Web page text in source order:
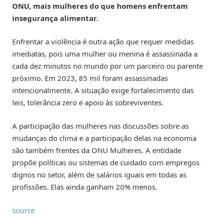
ONU, mais mulheres do que homens enfrentam
insegurança alimentar.
Enfrentar a violência é outra ação que requer medidas
imediatas, pois uma mulher ou menina é assassinada a
cada dez minutos no mundo por um parceiro ou parente
próximo. Em 2023, 85 mil foram assassinadas
intencionalmente. A situação exige fortalecimento das
leis, tolerância zero e apoio às sobreviventes.
A participação das mulheres nas discussões sobre as
mudanças do clima e a participação delas na economia
são também frentes da ONU Mulheres. A entidade
propõe políticas ou sistemas de cuidado com empregos
dignos no setor, além de salários iguais em todas as
profissões. Elas ainda ganham 20% menos.
source